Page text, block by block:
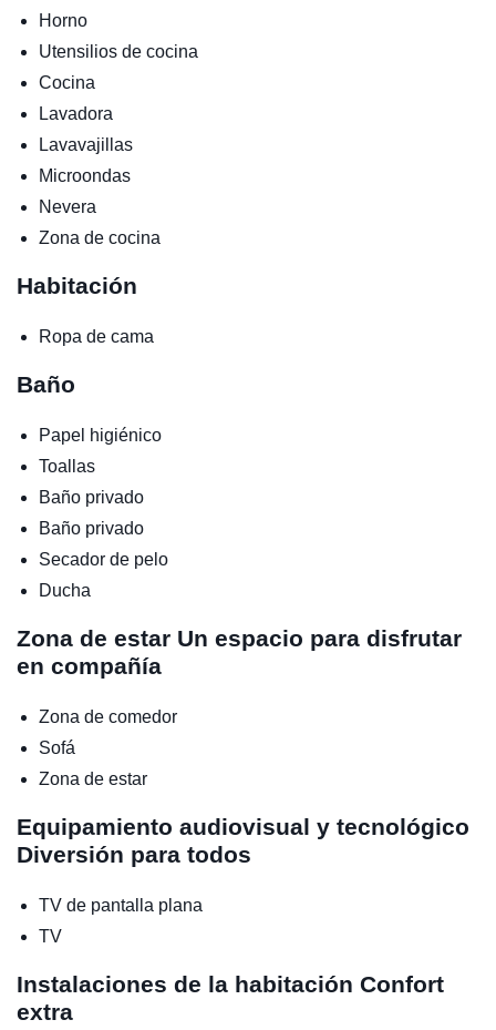
Horno
Utensilios de cocina
Cocina
Lavadora
Lavavajillas
Microondas
Nevera
Zona de cocina
Habitación
Ropa de cama
Baño
Papel higiénico
Toallas
Baño privado
Baño privado
Secador de pelo
Ducha
Zona de estar Un espacio para disfrutar
en compañía
Zona de comedor
Sofá
Zona de estar
Equipamiento audiovisual y tecnológico
Diversión para todos
TV de pantalla plana
TV
Instalaciones de la habitación Confort
extra